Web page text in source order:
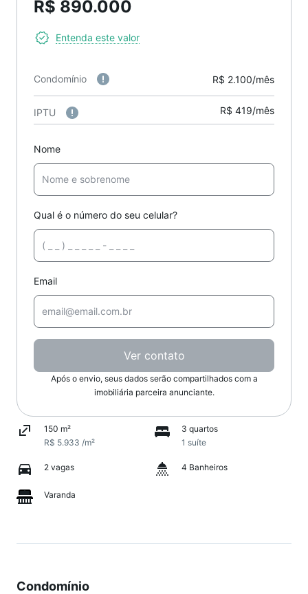
R$ 890.000
Entenda este valor
Condomínio R$ 2.100/mês
IPTU R$ 419/mês
Nome
Qual é o número do seu celular?
Email
Ver contato
Após o envio, seus dados serão compartilhados com a
imobiliária parceira anunciante.
150 m²
R$ 5.933 /m²
3 quartos
1 suíte
2 vagas 4 Banheiros
Varanda
Condomínio